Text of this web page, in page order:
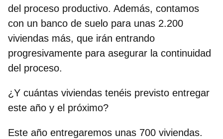
del proceso productivo. Además, contamos
con un banco de suelo para unas 2.200
viviendas más, que irán entrando
progresivamente para asegurar la continuidad
del proceso.
¿Y cuántas viviendas tenéis previsto entregar
este año y el próximo?
Este año entregaremos unas 700 viviendas.